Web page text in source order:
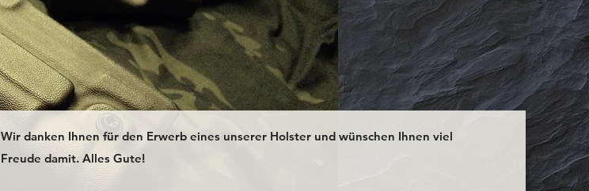
Wir danken Ihnen für den Erwerb eines unserer Holster und wünschen Ihnen viel
Freude damit. Alles Gute!